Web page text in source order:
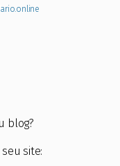
blog?
site: